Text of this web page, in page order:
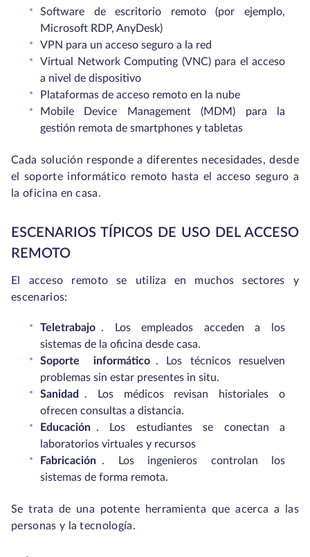
Software de escritorio remoto (por ejemplo,
Microsoft RDP, AnyDesk)
VPN para un acceso seguro a la red
Virtual Network Computing (VNC) para el acceso
a nivel de dispositivo
Plataformas de acceso remoto en la nube
Mobile Device Management (MDM) para la
gestión remota de smartphones y tabletas
Cada solución responde a diferentes necesidades, desde
el soporte informático remoto hasta el acceso seguro a
la oficina en casa.
ESCENARIOS TÍPICOS DE USO DEL ACCESO
REMOTO
El acceso remoto se utiliza en muchos sectores y
escenarios:
Teletrabajo . Los empleados acceden a los
sistemas de la oficina desde casa.
Soporte
informático . Los técnicos resuelven
problemas sin estar presentes in situ.
Sanidad
. Los médicos revisan historiales o
ofrecen consultas a distancia.
Educación . Los estudiantes se conectan a
laboratorios virtuales y recursos
Fabricación . Los ingenieros controlan los
sistemas de forma remota.
Se trata de una potente herramienta que acerca a las
personas y la tecnología.